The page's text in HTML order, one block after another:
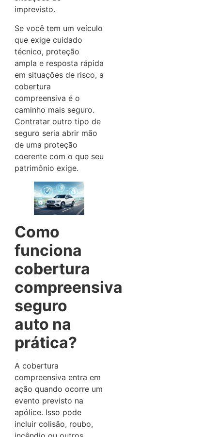
imprevisto.
Se você tem um veículo
que exige cuidado
técnico, proteção
ampla e resposta rápida
em situações de risco, a
cobertura
compreensiva é o
caminho mais seguro.
Contratar outro tipo de
seguro seria abrir mão
de uma proteção
coerente com o que seu
patrimônio exige.
Como
funciona
cobertura
compreensiva
seguro
auto na
prática?
A cobertura
compreensiva entra em
ação quando ocorre um
evento previsto na
apólice. Isso pode
incluir colisão, roubo,